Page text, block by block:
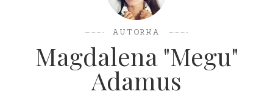
AUTORKA
Magdalena "Megu"
Adamus